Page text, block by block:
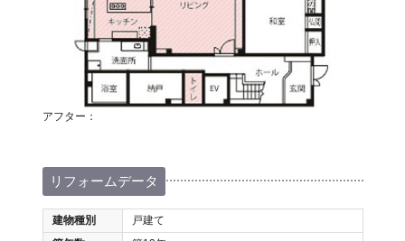
アフター：
リフォームデータ
建物種別
戸建て